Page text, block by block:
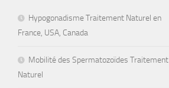
Hypogonadisme Traitement Naturel en
France, USA, Canada
Mobilité des Spermatozoïdes Traitement
Naturel